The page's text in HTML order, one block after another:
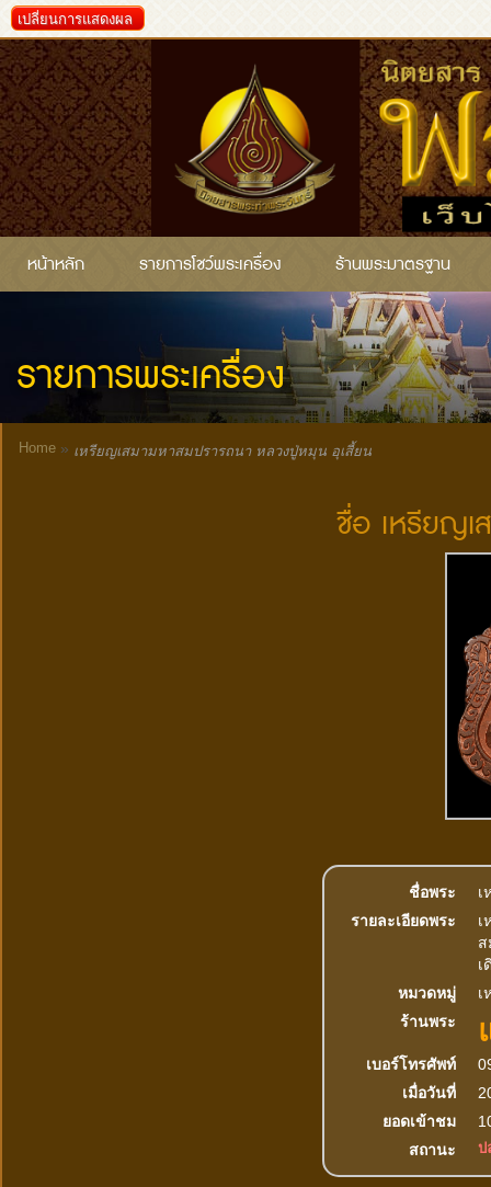
เปลี่ยนการแสดงผล
หน้าหลัก รายการโชว์พระเครื่อง ร้านพระมาตรฐาน
รายการพระเครื่อง
Home » เหรียญเสมามหาสมปรารถนา หลวงปู่หมุน อุเสี้ยน
ชื่อ เหรียญเ
ชื่อพระ
เ
รายละเอียดพระ
เ
ส
เ
หมวดหมู่
เ
ร้านพระ
เบอร์โทรศัพท์
เมื่อวันที่
ยอดเข้าชม
สถานะ
ป